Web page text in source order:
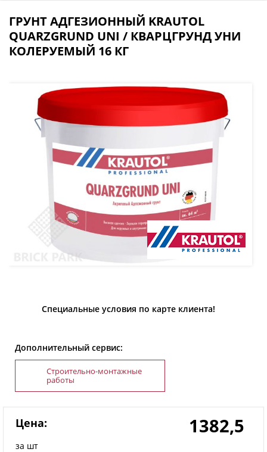
ГРУНТ АДГЕЗИОННЫЙ KRAUTOL
QUARZGRUND UNI / КВАРЦГРУНД УНИ
КОЛЕРУЕМЫЙ 16 КГ
Специальные условия по карте клиента!
Дополнительный сервис:
Строительно-монтажные
работы
Цена:
за шт
1382,5